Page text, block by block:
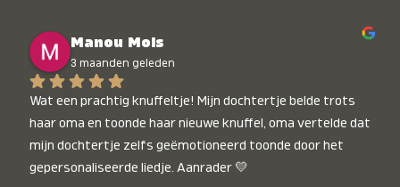
Manou Mols
3 maanden geleden
Wat een prachtig knuffeltje! Mijn dochtertje belde trots
haar oma en toonde haar nieuwe knuffel, oma vertelde dat
mijn dochtertje zelfs geëmotioneerd toonde door het
gepersonaliseerde liedje. Aanrader 💛